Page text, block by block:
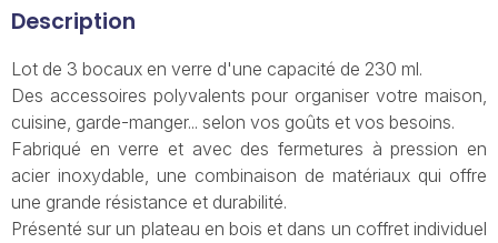
Description
Lot de 3 bocaux en verre d'une capacité de 230 ml.
Des accessoires polyvalents pour organiser votre maison,
cuisine, garde-manger... selon vos goûts et vos besoins.
Fabriqué en verre et avec des fermetures à pression en
acier inoxydable, une combinaison de matériaux qui offre
une grande résistance et durabilité.
Présenté sur un plateau en bois et dans un coffret individuel